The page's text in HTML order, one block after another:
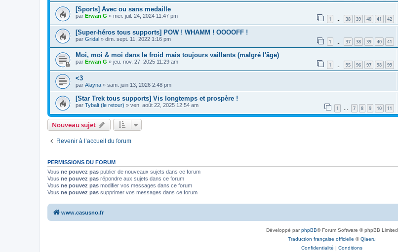
[Sports] Avec ou sans medaille
par Erwan G » mer. juil. 24, 2024 11:47 pm 1 … 38 39 40 41 42
[Super-héros tous supports] POW ! WHAMM ! OOOOFF !
par Gridal » dim. sept. 11, 2022 1:16 pm 1 37 38 39 40 41
Moi, moi & moi dans le froid mais toujours vaillants (malgré l'âge)
par Erwan G » jeu. nov. 27, 2025 11:29 am 1 95 96 97 98 99
<3
par Alayna » sam. juin 13, 2026 2:48 pm
[Star Trek tous supports] Vis longtemps et prospère !
par Tybalt (le retour) » ven. août 22, 2025 12:54 am 1 … 7 8 9 10 11
Nouveau sujet
Revenir à l’accueil du forum
PERMISSIONS DU FORUM
Vous ne pouvez pas publier de nouveaux sujets dans ce forum
Vous ne pouvez pas répondre aux sujets dans ce forum
Vous ne pouvez pas modifier vos messages dans ce forum
Vous ne pouvez pas supprimer vos messages dans ce forum
www.casusno.fr
Développé parphpBB® Forum Software © phpBB Limited
Traduction française officielle ©Qiaeru
Confidentialité | Conditions